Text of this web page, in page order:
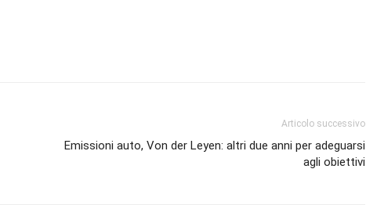
Articolo successivo
Emissioni auto, Von der Leyen: altri due anni per adeguarsi
agli obiettivi